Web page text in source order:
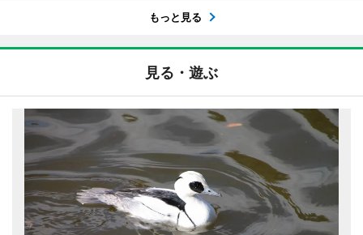
もっと見る
見る・遊ぶ